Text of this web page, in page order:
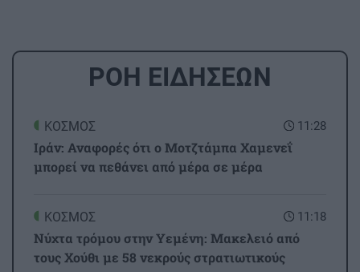
ΡΟΗ ΕΙΔΗΣΕΩΝ
11:28
ΚΟΣΜΟΣ
Ιράν: Αναφορές ότι ο Μοτζτάμπα Χαμενεΐ
μπορεί να πεθάνει από μέρα σε μέρα
11:18
ΚΟΣΜΟΣ
Νύχτα τρόμου στην Υεμένη: Μακελειό από
τους Χούθι με 58 νεκρούς στρατιωτικούς